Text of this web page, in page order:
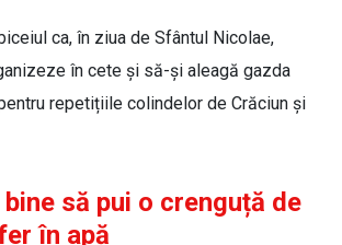
ca, în ziua de Sfântul Nicolae,
în cete și să-și aleagă gazda
repetițiile colindelor de Crăciun și
să pui o crenguță de
în apă